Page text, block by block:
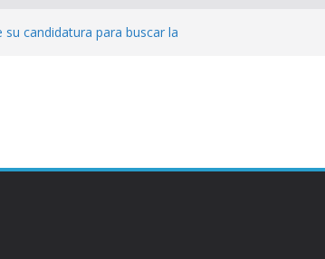
su candidatura para buscar la
Investigan crimen de un hombre en el
e incidentes marcaron la